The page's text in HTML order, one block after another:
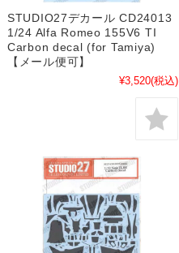
STUDIO27デカール CD24013
1/24 Alfa Romeo 155V6 TI
Carbon decal (for Tamiya)
【メール便可】
¥3,520(税込)